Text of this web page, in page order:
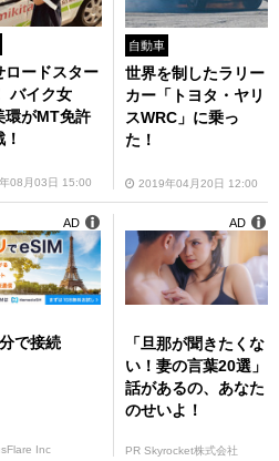
ロードスター
バイク女
環がMT免許
08月03日 15:00
自動車
世界を制したラリー
カー「トヨタ・ヤリ
スWRC」に乗っ
た！
2019年04月20日 12:00
で接続
Inc
AD
「旦那が聞きたくな
い！妻の言葉20選」
話があるの、あなた
のせいよ！
PR Skyrocket株式会社
AD